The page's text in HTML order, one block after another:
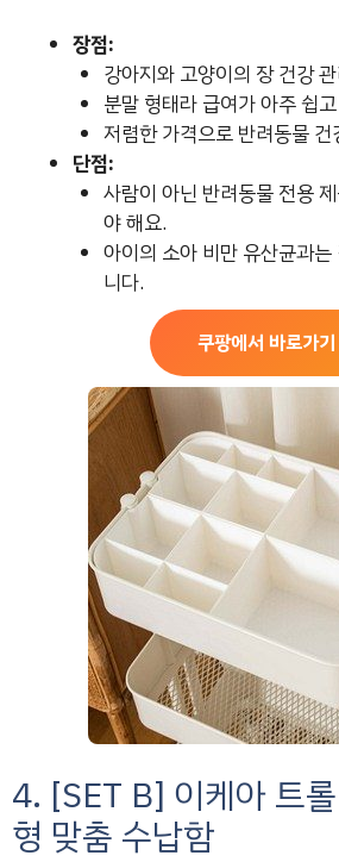
장점:
강아지와 고양이의 장 건강
분말 형태라 급여가 아주 쉽
저렴한 가격으로 반려동물
단점:
사람이 아닌 반려동물 전용
야 해요.
아이의 소아 비만 유산균과
니다.
쿠팡에서 바로가기
4. [SET B] 이케아 트
형 맞춤 수납함